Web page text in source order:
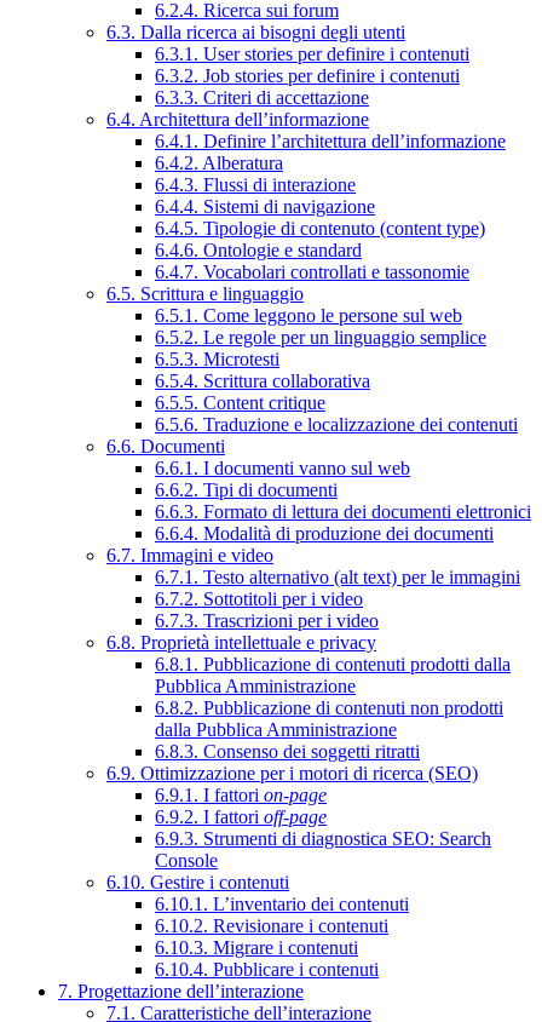
6.2.4. Ricerca sui forum
6.3. Dalla ricerca ai bisogni degli utenti
6.3.1. User stories per definire i contenuti
6.3.2. Job stories per definire i contenuti
6.3.3. Criteri di accettazione
6.4. Architettura dell’informazione
6.4.1. Definire l’architettura dell’informazione
6.4.2. Alberatura
6.4.3. Flussi di interazione
6.4.4. Sistemi di navigazione
6.4.5. Tipologie di contenuto (content type)
6.4.6. Ontologie e standard
6.4.7. Vocabolari controllati e tassonomie
6.5. Scrittura e linguaggio
6.5.1. Come leggono le persone sul web
6.5.2. Le regole per un linguaggio semplice
6.5.3. Microtesti
6.5.4. Scrittura collaborativa
6.5.5. Content critique
6.5.6. Traduzione e localizzazione dei contenuti
6.6. Documenti
6.6.1. I documenti vanno sul web
6.6.2. Tipi di documenti
6.6.3. Formato di lettura dei documenti elettronici
6.6.4. Modalità di produzione dei documenti
6.7. Immagini e video
6.7.1. Testo alternativo (alt text) per le immagini
6.7.2. Sottotitoli per i video
6.7.3. Trascrizioni per i video
6.8. Proprietà intellettuale e privacy
6.8.1. Pubblicazione di contenuti prodotti dalla
Pubblica Amministrazione
6.8.2. Pubblicazione di contenuti non prodotti
dalla Pubblica Amministrazione
6.8.3. Consenso dei soggetti ritratti
6.9. Ottimizzazione per i motori di ricerca (SEO)
6.9.1. I fattori on-page
6.9.2. I fattori off-page
6.9.3. Strumenti di diagnostica SEO: Search
Console
6.10. Gestire i contenuti
6.10.1. L’inventario dei contenuti
6.10.2. Revisionare i contenuti
6.10.3. Migrare i contenuti
6.10.4. Pubblicare i contenuti
7. Progettazione dell’interazione
7.1. Caratteristiche dell’interazione